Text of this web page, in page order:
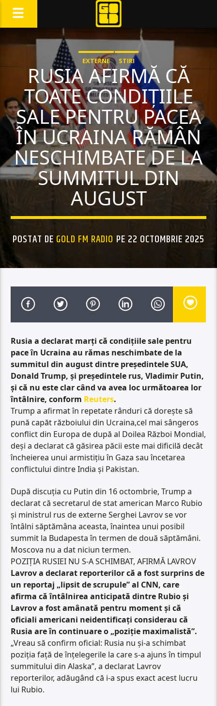
EXTERNE STIRI
RUSIA AFIRMĂ CĂ
TOATE CONDIȚIILE
SALE PENTRU PACEA
ÎN UCRAINA RĂMÂN
NESCHIMBATE DE LA
SUMMITUL DIN
AUGUST
POSTAT DE GOLD FM RADIO PE 22 OCTOMBRIE 2025
Rusia a declarat marți că condițiile sale pentru
pace în Ucraina au rămas neschimbate de la
summitul din august dintre președintele SUA,
Donald Trump, și președintele rus, Vladimir Putin,
și că nu este clar când va avea loc următoarea lor
întâlnire, conform Reuters.
Trump a afirmat în repetate rânduri că dorește să
pună capăt războiului din Ucraina,cel mai sângeros
conflict din Europa de după al Doilea Război Mondial,
deși a declarat că găsirea păcii este mai dificilă decât
încheierea unui armistițiu în Gaza sau încetarea
conflictului dintre India și Pakistan.
După discuția cu Putin din 16 octombrie, Trump a
declarat că secretarul de stat american Marco Rubio
și ministrul rus de externe Serghei Lavrov se vor
întâlni săptămâna aceasta, înaintea unui posibil
summit la Budapesta în termen de două săptămâni.
Moscova nu a dat niciun termen.
POZIȚIA RUSIEI NU S-A SCHIMBAT, AFIRMĂ LAVROV
Lavrov a declarat reporterilor că a fost surprins de
un reportaj „lipsit de scrupule” al CNN, care
afirma că întâlnirea anticipată dintre Rubio și
Lavrov a fost amânată pentru moment și că
oficiali americani neidentificați considerau că
Rusia are în continuare o „poziție maximalistă”.
„Vreau să confirm oficial: Rusia nu și-a schimbat
poziția față de înțelegerile la care s-a ajuns în timpul
summitului din Alaska”, a declarat Lavrov
reporterilor, adăugând că i-a spus exact acest lucru
lui Rubio.